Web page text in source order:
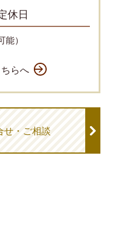
休日
）
らへ
せ・ご相談